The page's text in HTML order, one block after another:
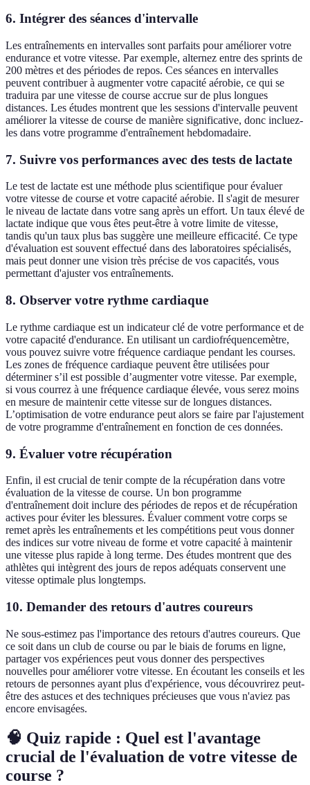
6. Intégrer des séances d'intervalle
Les entraînements en intervalles sont parfaits pour améliorer votre
endurance et votre vitesse. Par exemple, alternez entre des sprints de
200 mètres et des périodes de repos. Ces séances en intervalles
peuvent contribuer à augmenter votre capacité aérobie, ce qui se
traduira par une vitesse de course accrue sur de plus longues
distances. Les études montrent que les sessions d'intervalle peuvent
améliorer la vitesse de course de manière significative, donc incluez-
les dans votre programme d'entraînement hebdomadaire.
7. Suivre vos performances avec des tests de lactate
Le test de lactate est une méthode plus scientifique pour évaluer
votre vitesse de course et votre capacité aérobie. Il s'agit de mesurer
le niveau de lactate dans votre sang après un effort. Un taux élevé de
lactate indique que vous êtes peut-être à votre limite de vitesse,
tandis qu'un taux plus bas suggère une meilleure efficacité. Ce type
d'évaluation est souvent effectué dans des laboratoires spécialisés,
mais peut donner une vision très précise de vos capacités, vous
permettant d'ajuster vos entraînements.
8. Observer votre rythme cardiaque
Le rythme cardiaque est un indicateur clé de votre performance et de
votre capacité d'endurance. En utilisant un cardiofréquencemètre,
vous pouvez suivre votre fréquence cardiaque pendant les courses.
Les zones de fréquence cardiaque peuvent être utilisées pour
déterminer s’il est possible d’augmenter votre vitesse. Par exemple,
si vous courrez à une fréquence cardiaque élevée, vous serez moins
en mesure de maintenir cette vitesse sur de longues distances.
L’optimisation de votre endurance peut alors se faire par l'ajustement
de votre programme d'entraînement en fonction de ces données.
9. Évaluer votre récupération
Enfin, il est crucial de tenir compte de la récupération dans votre
évaluation de la vitesse de course. Un bon programme
d'entraînement doit inclure des périodes de repos et de récupération
actives pour éviter les blessures. Évaluer comment votre corps se
remet après les entraînements et les compétitions peut vous donner
des indices sur votre niveau de forme et votre capacité à maintenir
une vitesse plus rapide à long terme. Des études montrent que des
athlètes qui intègrent des jours de repos adéquats conservent une
vitesse optimale plus longtemps.
10. Demander des retours d'autres coureurs
Ne sous-estimez pas l'importance des retours d'autres coureurs. Que
ce soit dans un club de course ou par le biais de forums en ligne,
partager vos expériences peut vous donner des perspectives
nouvelles pour améliorer votre vitesse. En écoutant les conseils et les
retours de personnes ayant plus d'expérience, vous découvrirez peut-
être des astuces et des techniques précieuses que vous n'aviez pas
encore envisagées.
🧠 Quiz rapide : Quel est l'avantage
crucial de l'évaluation de votre vitesse de
course ?